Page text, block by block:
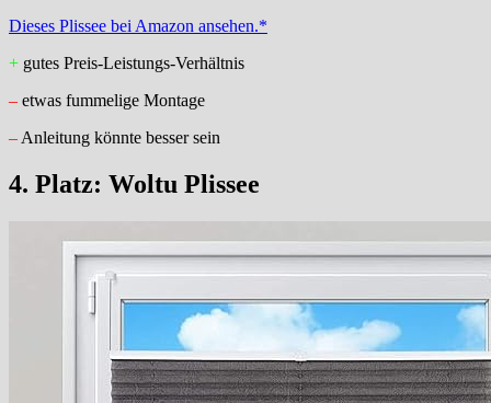
Dieses Plissee bei Amazon ansehen.*
+ gutes Preis-Leistungs-Verhältnis
– etwas fummelige Montage
– Anleitung könnte besser sein
4. Platz: Woltu Plissee